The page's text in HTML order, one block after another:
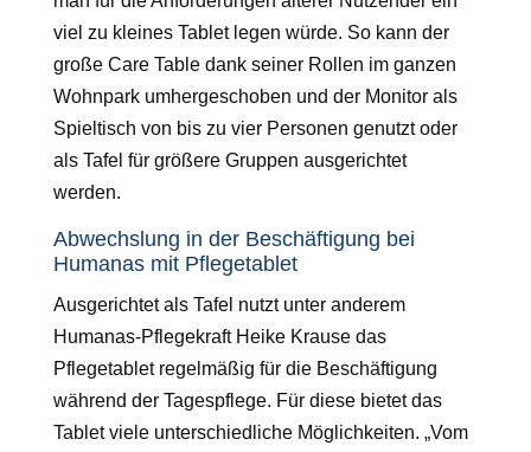
viel zu kleines Tablet legen würde. So kann der
große Care Table dank seiner Rollen im ganzen
Wohnpark umhergeschoben und der Monitor als
Spieltisch von bis zu vier Personen genutzt oder
als Tafel für größere Gruppen ausgerichtet
werden.
Abwechslung in der Beschäftigung bei
Humanas mit Pflegetablet
Ausgerichtet als Tafel nutzt unter anderem
Humanas-Pflegekraft Heike Krause das
Pflegetablet regelmäßig für die Beschäftigung
während der Tagespflege. Für diese bietet das
Tablet viele unterschiedliche Möglichkeiten. „Vom